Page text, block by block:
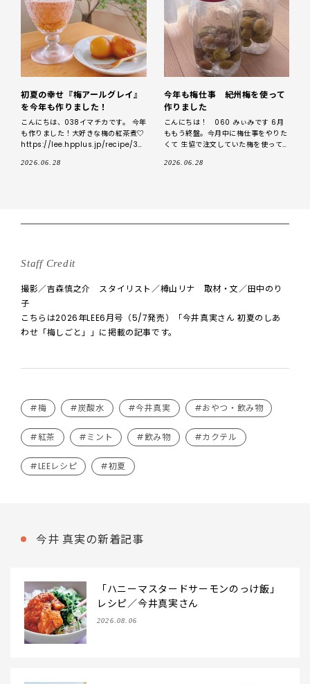
初夏の幸せ『梅アールグレイ』
を今年も作りました！
こんにちは、038イマチカです。 今年
も作りました！大好きな梅の紅茶煮♡
https://lee.hpplus.jp/recipe/35
2026.06.28
今年も梅仕事 紀州梅を使って
作りました
こんにちは！ 060 みぃみです 6月
ももう終盤。今月中に梅仕事をやりた
くて 生協で注文していた梅を使って
2026.06.28
Staff Credit
撮影／吉森慎之介 スタイリスト／樽山リナ 取材・文／田中のり
子
こちらは2026年LEE6月号（5/7発売）「今井真実さん 初夏のしあ
わせ「梅しごと」」に掲載の記事です。
#梅 #炭酸水 #今井真実 #おやつ・飲み物
#紅茶 #ミント #飲み物 #カクテル
#LEEレシピ #初夏
今井 真実の新着記事
「ハニーマスタードサーモンのっけ飯」
レシピ／今井真実さん
2026.08.06